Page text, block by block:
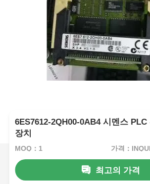
6ES7612-2QH00-0AB4 시멘스 PLC
장치
MOQ：1 가격：
최고의 가격